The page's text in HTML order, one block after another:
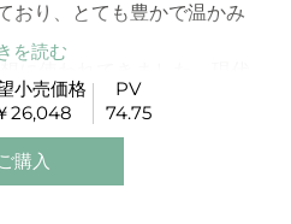
おり、とても豊かで温かみ
トナー農場で環境に配慮し
小売価格
26,048
PV
74.75
ご購入